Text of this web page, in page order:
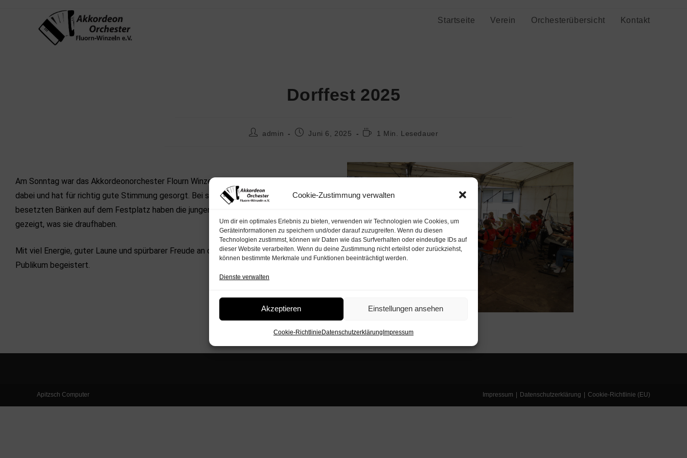
Cookie-Zustimmung verwalten
Um dir ein optimales Erlebnis zu bieten, verwenden wir Technologien wie Cookies, um
Geräteinformationen zu speichern und/oder darauf zuzugreifen. Wenn du diesen
Technologien zustimmst, können wir Daten wie das Surfverhalten oder eindeutige IDs auf
dieser Website verarbeiten. Wenn du deine Zustimmung nicht erteilst oder zurückziehst,
können bestimmte Merkmale und Funktionen beeinträchtigt werden.
Dienste verwalten
Akzeptieren Einstellungen ansehen
Cookie-Richtlinie Datenschutzerklärung Impressum
Startseite Verein Orchesterübersicht Kontakt
Dorffest 2025
admin Juni 6, 2025 1 Min. Lesedauer
Am Sonntag war das Akkordeonorchester Flourn Winzeln beim Dorffest 2025 mit
dabei und hat für richtig gute Stimmung gesorgt. Bei schönem Wetter und voll
besetzten Bänken auf dem Festplatz haben die jungen Musikerinnen und Musiker
gezeigt, was sie draufhaben.
Mit viel Energie, guter Laune und spürbarer Freude an der Musik haben sie das
Publikum begeistert.
Impressum Datenschutzerklärung Cookie-Richtlinie (EU)
Apitzsch Computer